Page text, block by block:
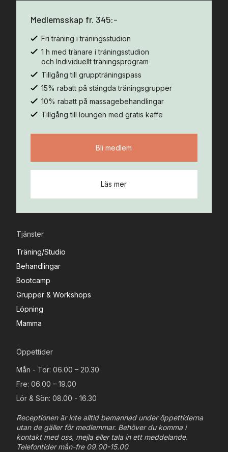
Tjänster
Träning/Studio
Behandlingar
Bootcamp
Grupper & Workshops
Löpning
Mamma
Öppettider
Mån - Tor: 06.00 – 20.30
Fre: 06.00 – 19.00
Lör & Sön: 08.00 - 16.30
Receptionen är inte alltid bemannad under öppettiderna
utan de gäller för medlemmar. Behöver du komma i
kontakt med oss, mejla eller tala in ett meddelande.
Telefontider mån-fre 09.00-15.00
Medlemsskap fr. 345:-
Fri träning i träningsstudion
1 h med tränare i träningsstudion
och Individuellt träningsprogram
Tillgång till gruppträningspass
15% rabatt på stängda träningsgrupper
10% rabatt på massagebehandlingar
Tillgång till loungen med gratis kaffe
Bli medlem
Läs mer